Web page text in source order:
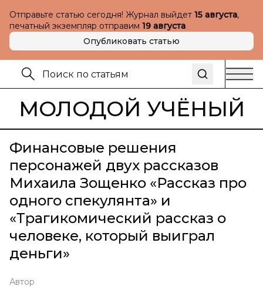
Отправьте статью сегодня! Журнал выйдет 15 августа,
печатный экземпляр отправим 19 августа
Опубликовать статью
МОЛОДОЙ УЧЁНЫЙ
Финансовые решения
персонажей двух рассказов
Михаила Зощенко «Рассказ про
одного спекулянта» и
«Трагикомический рассказ о
человеке, который выиграл
деньги»
Автор